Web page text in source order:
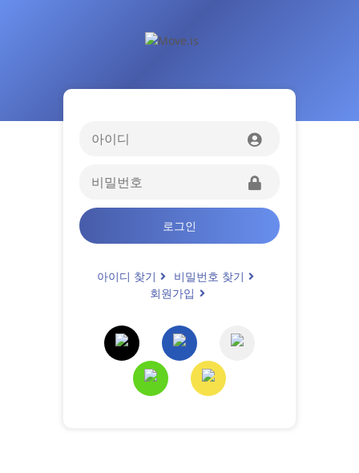
로그인
아이디 찾기
비밀번호 찾기
회원가입